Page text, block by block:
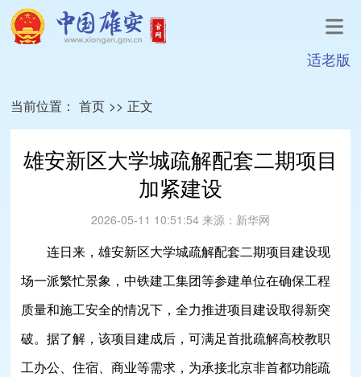
适老版
当前位置： 首页 >> 正文
雄安新区大学城疏解配套二期项目
加紧建设
2026-05-11 10:51:54 来源： 新华网
连日来，雄安新区大学城疏解配套二期项目建设现
场一派繁忙景象，中铁建工集团等参建单位在确保工程
质量和施工安全的情况下，全力推进项目建设取得新突
破。据了解，该项目建成后，可满足首批疏解高校教职
工办公、住宿、商业等需求，为承接北京非首都功能疏